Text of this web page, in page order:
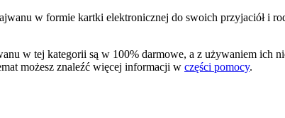
w formie kartki elektronicznej do swoich przyjaciół i
w tej kategorii są w 100% darmowe, a z używaniem ich
możesz znaleźć więcej informacji w części pomocy.